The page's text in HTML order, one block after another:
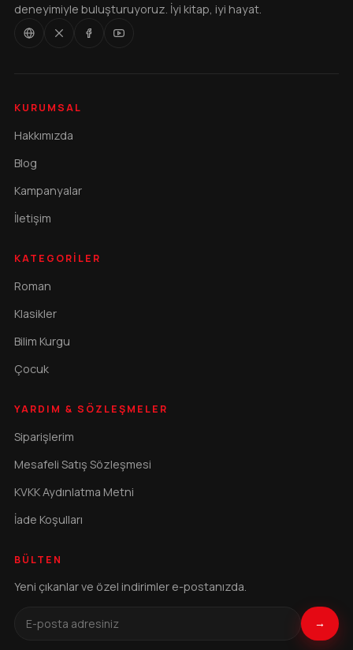
deneyimiyle buluşturuyoruz. İyi kitap, iyi hayat.
KURUMSAL
Hakkımızda
Blog
Kampanyalar
İletişim
KATEGORILER
Roman
Klasikler
Bilim Kurgu
Çocuk
YARDIM & SÖZLEŞMELER
Siparişlerim
Mesafeli Satış Sözleşmesi
KVKK Aydınlatma Metni
İade Koşulları
BÜLTEN
Yeni çıkanlar ve özel indirimler e-postanızda.
→